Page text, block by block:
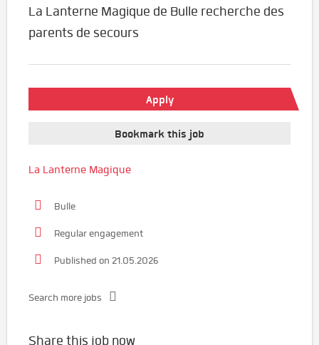
La Lanterne Magique de Bulle recherche des
parents de secours
Apply
Bookmark this job
La Lanterne Magique
Bulle
Regular engagement
Published on 21.05.2026
Search more jobs
Share this job now